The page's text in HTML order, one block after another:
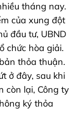
tháng nay.
của xung đột
đầu tư, UBND
chức hòa giải.
thỏa thuận.
ở đây, sau khi
còn lại, Công ty
ký thỏa